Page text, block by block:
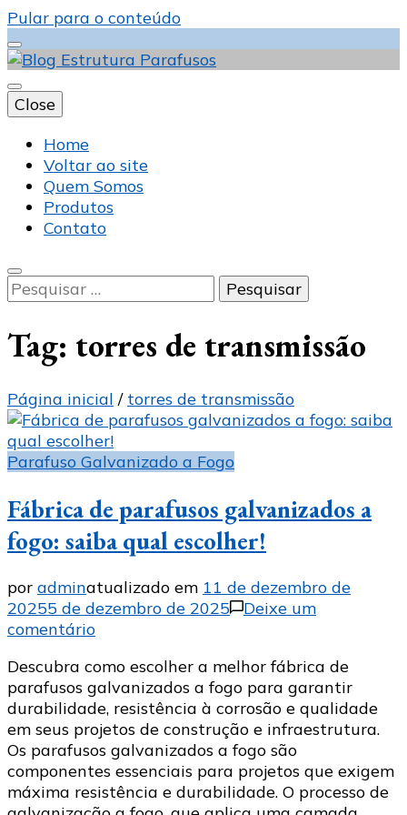
Pular para o conteúdo
Blog Estrutura
Parafusos
Close
Home
Voltar ao site
Quem Somos
Produtos
Contato
Pesquisar
por:
Tag: torres de transmissão
Página inicial / torres de transmissão
Parafuso Galvanizado a Fogo
Fábrica de parafusos galvanizados a
fogo: saiba qual escolher!
por adminatualizado em 11 de dezembro de
20255 de dezembro de 2025
Deixe um
comentárioem
de
parafusos
galvanizados
a
fogo:
saiba
qual
Descubra como escolher a melhor fábrica de
parafusos galvanizados a fogo para garantir
durabilidade, resistência à corrosão e qualidade
em seus projetos de construção e infraestrutura.
Os parafusos galvanizados a fogo são
componentes essenciais para projetos que exigem
máxima resistência e durabilidade. O processo de